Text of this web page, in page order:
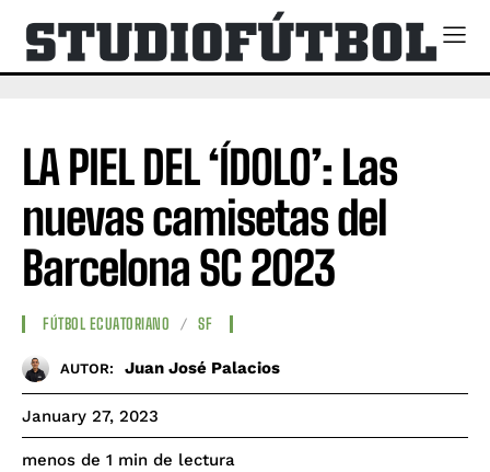
LA PIEL DEL ‘ÍDOLO’: Las
nuevas camisetas del
Barcelona SC 2023
FÚTBOL ECUATORIANO SF
AUTOR: Juan José Palacios
January 27, 2023
menos de 1 min de lectura